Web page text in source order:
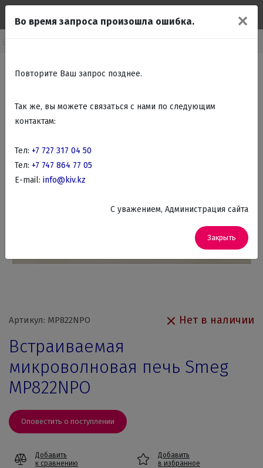
Артикул: MP822NPO Нет в наличии
Встраиваемая
микроволновая печь Smeg
MP822NPO
Оповестить о поступлении
Добавить
к сравнению
Добавить
в избранное
✕
Во время запроса произошла ошибка.
Повторите Ваш запрос позднее.
Так же, вы можете связаться с нами по следующим
контактам:
Тел: +7 727 317 04 50
Тел: +7 747 864 77 05
E-mail: info@kiv.kz
C уважением, Администрация сайта
Закрыть